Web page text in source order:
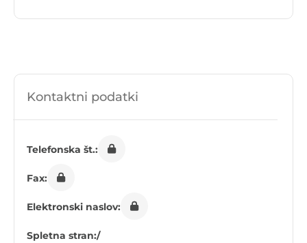
Kontaktni podatki
Telefonska št.:
Fax:
Elektronski naslov:
Spletna stran:/